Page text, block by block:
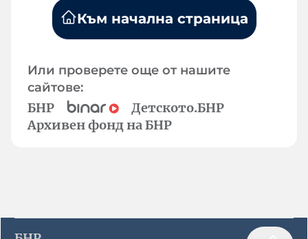
Към начална страница
Или проверете още от нашите
сайтове:
БНР
Детското.БНР
Архивен фонд на БНР